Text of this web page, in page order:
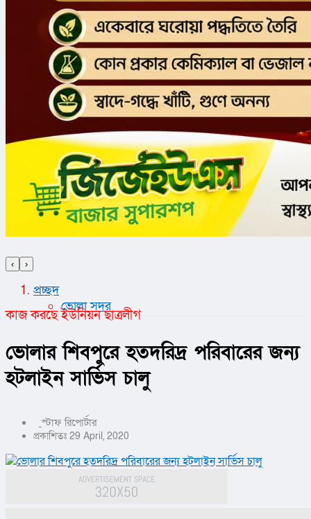
‹ ›
প্রচ্ছদ
ভোলা সদর
কাজ করছে ইউনিয়ন ছাত্রলীগ
ভোলার শিবপুরে হতদরিদ্র পরিবারের জন্য
হটলাইন সার্ভিস চালু
স্টাফ রিপোর্টার
প্রকাশিতঃ 29 April, 2020